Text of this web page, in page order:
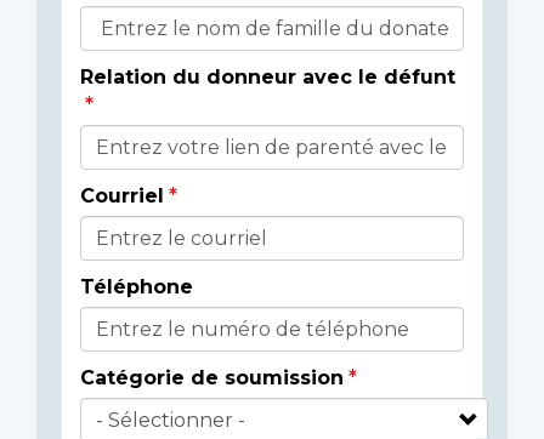
Relation du donneur avec le défunt
Courriel
Téléphone
Catégorie de soumission